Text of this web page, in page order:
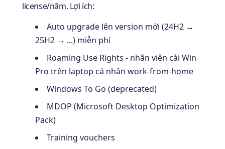
license/năm. Lợi ích:
Auto upgrade lên version mới (24H2 →
25H2 → ...) miễn phí
Roaming Use Rights - nhân viên cài Win
Pro trên laptop cá nhân work-from-home
Windows To Go (deprecated)
MDOP (Microsoft Desktop Optimization
Pack)
Training vouchers